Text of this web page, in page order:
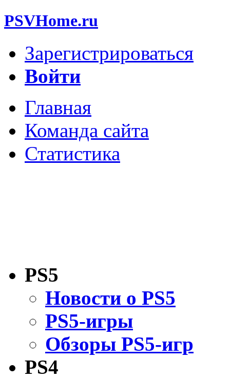
PSVHome.ru
Зарегистрироваться
Войти
Главная
Команда сайта
Статистика
PS5
Новости о PS5
PS5-игры
Обзоры PS5-игр
PS4